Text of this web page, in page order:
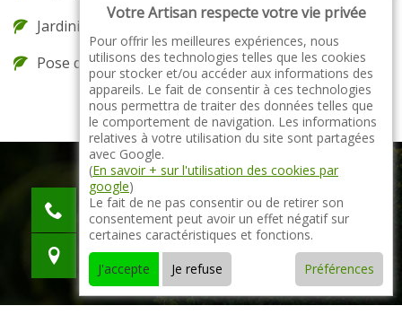
Jardinier Saint Eloi
Pose de gazon en rouleau Saint Eloi
indisponible
indisponible
indisponible
Votre Artisan respecte votre vie privée
Pour offrir les meilleures expériences, nous
utilisons des technologies telles que les cookies
pour stocker et/ou accéder aux informations des
appareils. Le fait de consentir à ces technologies
nous permettra de traiter des données telles que
le comportement de navigation. Les informations
relatives à votre utilisation du site sont partagées
avec Google.
(En savoir + sur l'utilisation des cookies par
google)
Le fait de ne pas consentir ou de retirer son
consentement peut avoir un effet négatif sur
certaines caractéristiques et fonctions.
J'accepte
Je refuse Préférences